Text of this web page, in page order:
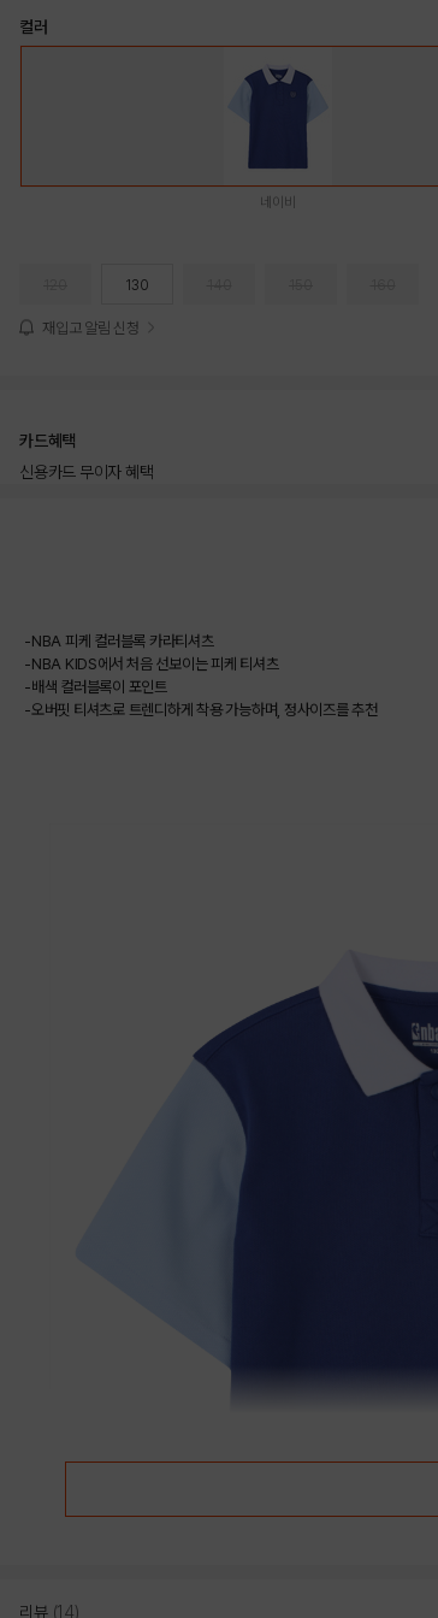
컬러
네이비
130
재입고 알림 신청
카드혜택
신용카드 무이자 혜택
-NBA 피케 컬러블록 카라티셔츠
-NBA KIDS에서 처음 선보이는 피케 티셔츠
-배색 컬러블록이 포인트
-오버핏 티셔츠로 트렌디하게 착용 가능하며, 정사이즈를 추천
리뷰 (14)